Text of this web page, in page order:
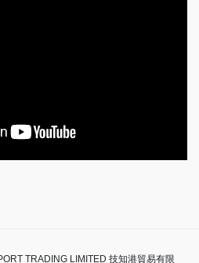
TRADING LIMITED 技知港貿易有限